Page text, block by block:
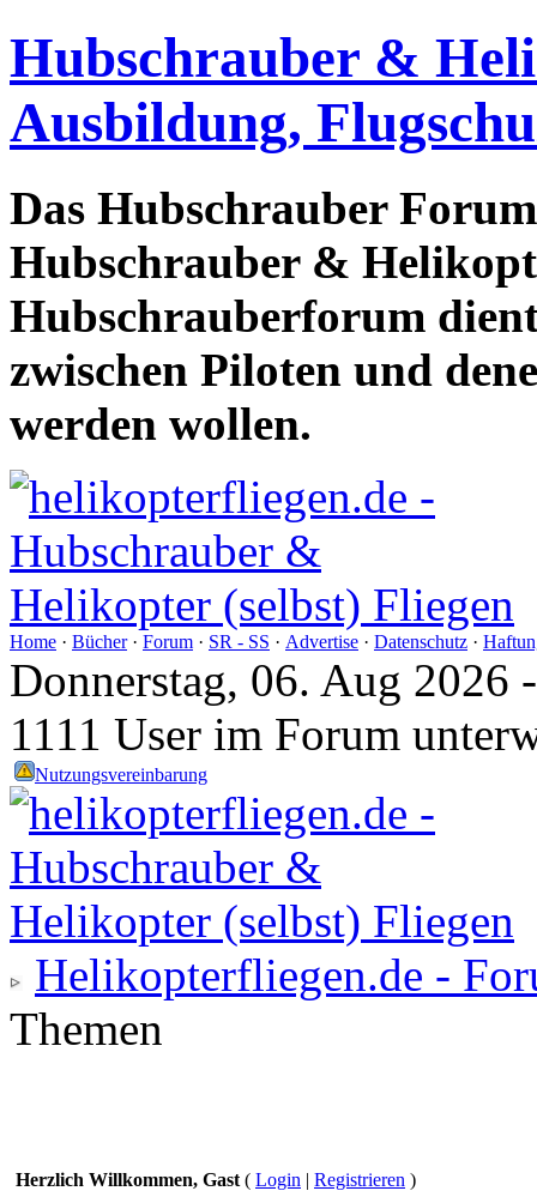
Hubschrauber &
Ausbildung,
Das Hubschrauber
Hubschrauber &
Hubschrauberforum
zwischen Piloten und
werden wollen.
Home · Bücher· Forum · SR - SS · Advertise · Datenschutz ·
Donnerstag, 06. Aug 2026
1111 User im Forum
Nutzungsvereinbarung
Helikopterfliegen.de -
Themen
Herzlich Willkommen, Gast ( Login | Registrieren )